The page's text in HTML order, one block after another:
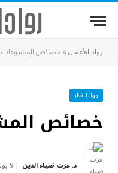
رواد الأعمال»خصائص المشروعات
زوايا نظر
خصائص
د. عزت ضياء الدين 9 يوليو، 2018